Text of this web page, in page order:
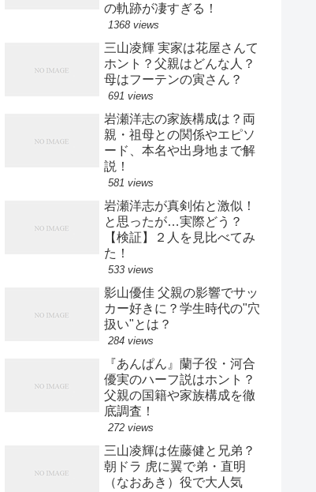
の軌跡が凄すぎる！
1368 views
三山凌輝 実家は花屋さんて
ホント？父親はどんな人？
母はフーテンの寅さん？
691 views
岩瀬洋志の家族構成は？両
親・祖母との関係やエピソ
ード、本名や出身地まで解
説！
581 views
岩瀬洋志が真剣佑と激似！
と思ったが…実際どう？
【検証】２人を見比べてみ
た！
533 views
影山優佳 父親の影響でサッ
カー好きに？学生時代の"穴
扱い"とは？
284 views
『あんぱん』蘭子役・河合
優実のハーフ説はホント？
父親の国籍や家族構成を徹
底調査！
272 views
三山凌輝は佐藤健と兄弟？
朝ドラ 虎に翼で弟・直明
（なおあき）役で大人気